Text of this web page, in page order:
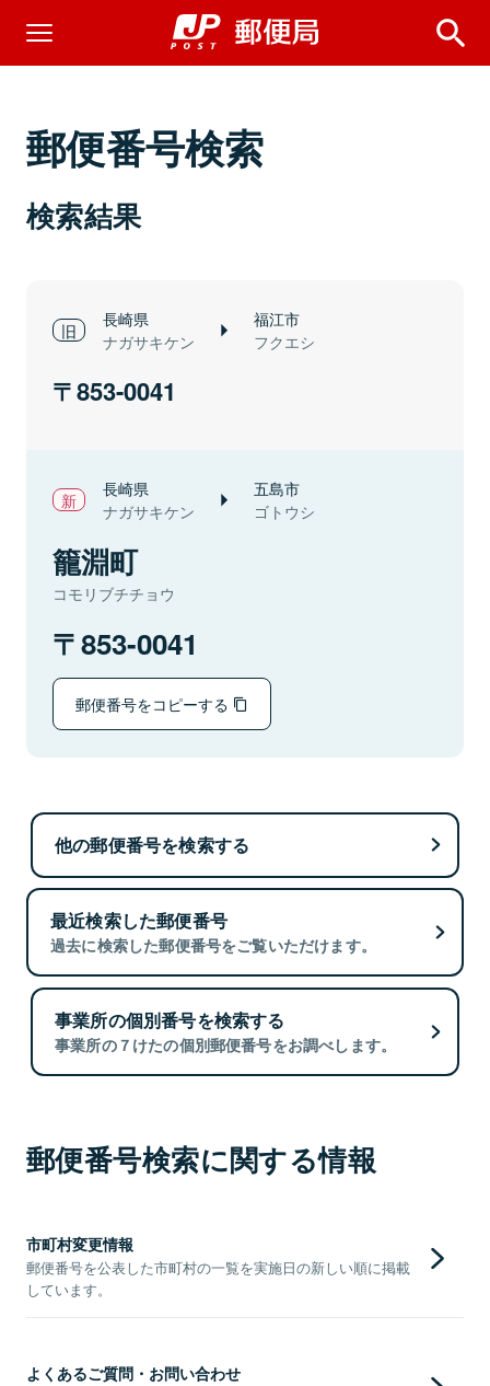
郵便番号検索
検索結果
長崎県
ナガサキケン
福江市
フクエシ
853-0041
長崎県
ナガサキケン
五島市
ゴトウシ
籠淵町
コモリブチチョウ
853-0041
郵便番号をコピーする
他の郵便番号を検索する
最近検索した郵便番号
過去に検索した郵便番号をご覧いただけます。
事業所の個別番号を検索する
事業所の７けたの個別郵便番号をお調べします。
郵便番号検索に関する情報
市町村変更情報
郵便番号を公表した市町村の一覧を実施日の新しい順に掲載
しています。
よくあるご質問・お問い合わせ